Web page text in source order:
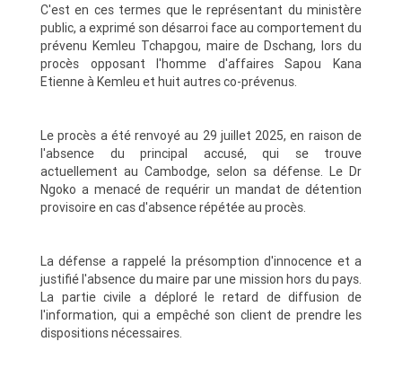
C'est en ces termes que le représentant du ministère
public, a exprimé son désarroi face au comportement du
prévenu Kemleu Tchapgou, maire de Dschang, lors du
procès opposant l'homme d'affaires Sapou Kana
Etienne à Kemleu et huit autres co-prévenus.
Le procès a été renvoyé au 29 juillet 2025, en raison de
l'absence du principal accusé, qui se trouve
actuellement au Cambodge, selon sa défense. Le Dr
Ngoko a menacé de requérir un mandat de détention
provisoire en cas d'absence répétée au procès.
La défense a rappelé la présomption d'innocence et a
justifié l'absence du maire par une mission hors du pays.
La partie civile a déploré le retard de diffusion de
l'information, qui a empêché son client de prendre les
dispositions nécessaires.